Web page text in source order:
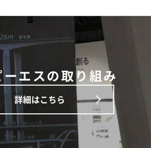
エスの取り組み
詳細はこちら